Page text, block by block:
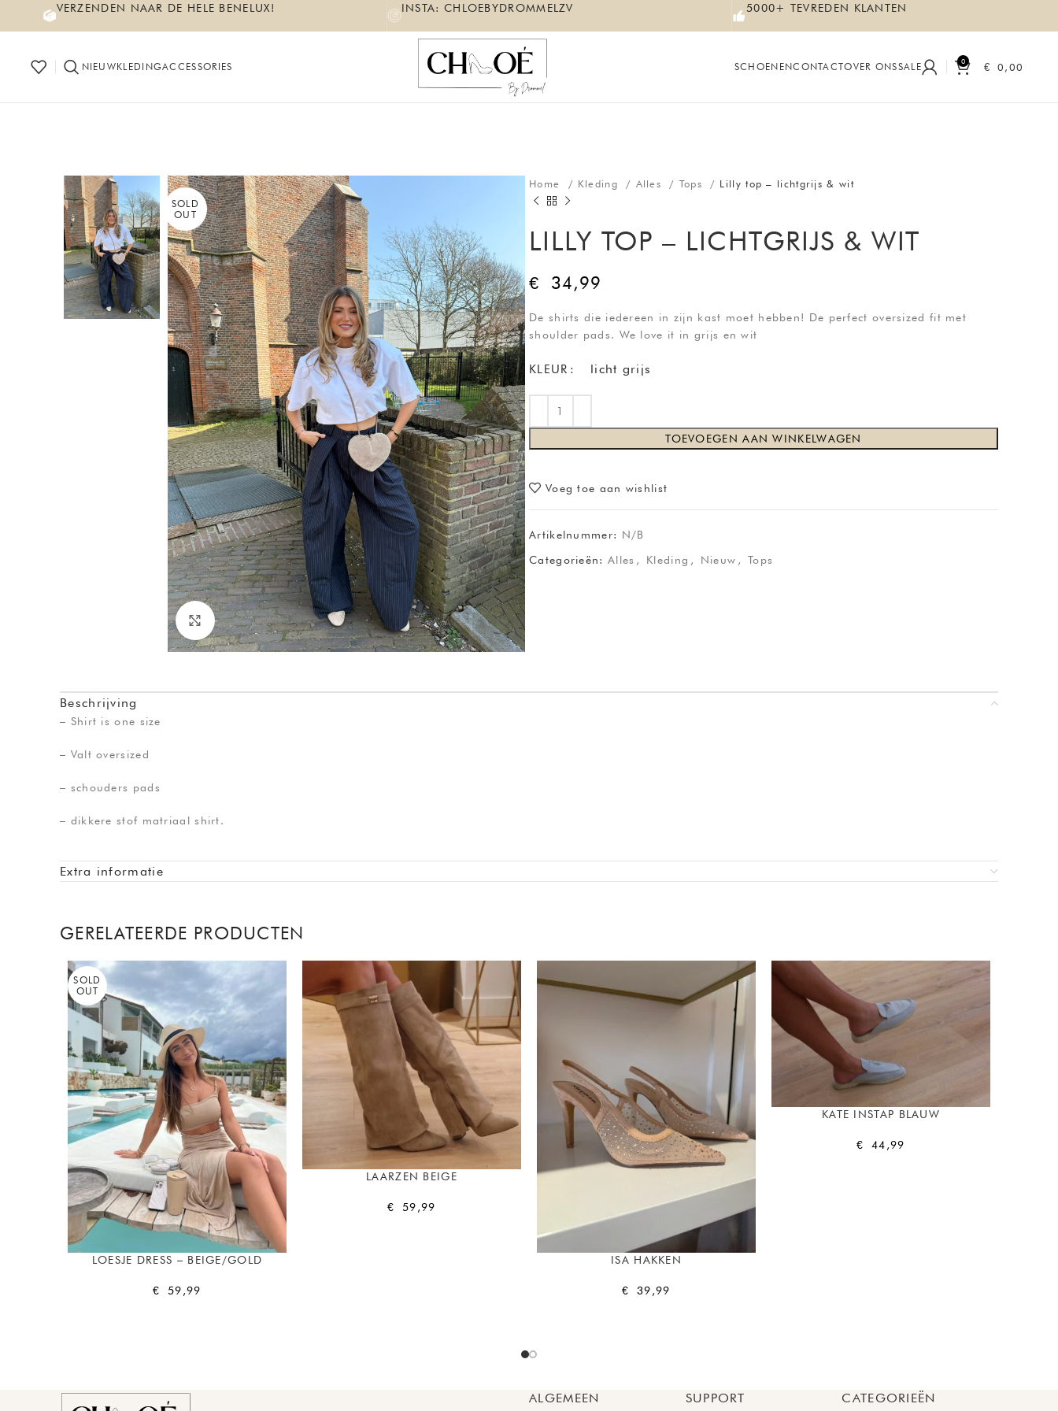
VERZENDEN NAAR DE HELE BENELUX! INSTA: CHLOEBYDROMMELZV 5000+ TEVREDEN KLANTEN
NIEUWKLEDINGACCESSORIES SCHOENENCONTACTOVER ONSSALE 0 € 0,00
SOLD
OUT
Click to enlarge
Home Kleding Alles Tops Lilly top – lichtgrijs & wit
LILLY TOP – LICHTGRIJS & WIT
€ 34,99
De shirts die iedereen in zijn kast moet hebben! De perfect oversized fit met
shoulder pads. We love it in grijs en wit
KLEUR licht grijs
TOEVOEGEN AAN WINKELWAGEN
Voeg toe aan wishlist
Artikelnummer: N/B
Categorieën: Alles , Kleding , Nieuw , Tops
Beschrijving
– Shirt is one size
– Valt oversized
– schouders pads
– dikkere stof matriaal shirt.
Extra informatie
GERELATEERDE PRODUCTEN
SOLD
OUT
LOESJE DRESS – BEIGE/GOLD
€ 59,99
LAARZEN BEIGE
€ 59,99
ISA HAKKEN
€ 39,99
KATE INSTAP BLAUW
€ 44,99
ALGEMEEN SUPPORT CATEGORIEËN